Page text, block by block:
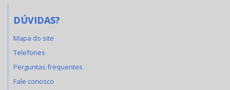
DÚVIDAS?
Mapa do site
Telefones
Perguntas frequentes
Fale conosco